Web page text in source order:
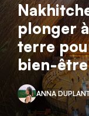
plonger
terre
bien-
ANNA